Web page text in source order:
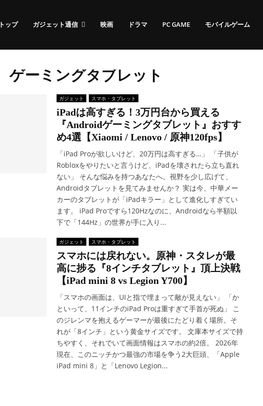
トップ ガジェット通信 映画 ドラマ PC GAME モバイルゲーム
ゲーミングタブレット
ガジェット スマホ・タブレット
iPadは高すぎる！3万円台から買える
『Androidゲーミングタブレット』おすす
め4選【Xiaomi / Lenovo / 原神120fps】
「iPad Proが欲しいけど、20万円は高すぎる…」 「子供が
Robloxをやりたいと言うけど、iPadを壊されたら立ち直れ
ない」 そんな悩みを持つあなたへ。視野を少し広げて、
Androidタブレットを見てみませんか？ 実は今、中華メー
カーのタブレットが「iPadキラー」として進化しすぎてい
ます。 iPad Proですら120Hzなのに、Androidなら半額以
下で「144Hz」の世界が手に入り...
ガジェット スマホ・タブレット
スマホには戻れない。原神・スタレが最
高に捗る『8インチタブレット』頂上決戦
【iPad mini 8 vs Legion Y700】
「スマホの画面は、UIと指で埋まって敵が見えない」 「か
といって、11インチのiPad Proは重すぎて手首が死ぬ」 こ
のジレンマを抱えるゲーマーが最後にたどり着く場所。そ
れが「8インチ」という黄金サイズです。 文庫本サイズで持
ちやすく、それでいて画面情報はスマホの約2倍。 2026年
現在、このニッチかつ最強の市場を争う2大巨頭、「Apple
iPad mini 8」と「Lenovo Legion...